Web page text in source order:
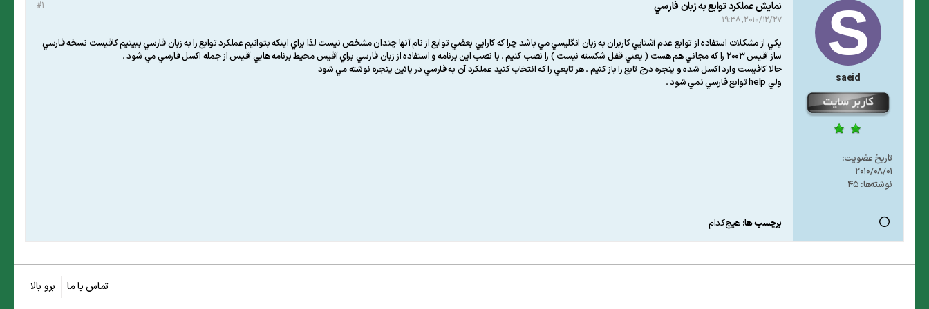
saeid
تاریخ عضویت:
2010/08/01
نوشته‌ها: 45
#1 نمايش عملكرد توابع به زبان فارسي
2010/12/27, 19:38
يكي از مشكلات استفاده از توابع عدم آشنايي كاربران به زبان انگليسي مي باشد چرا كه كارايي بعضي توابع از نام آنها چندان مشخص نيست لذا براي اينكه بتوانيم عملكرد توابع را به زبان فارسي ببينيم كافيست نسخه فارسي
ساز آفيس 2003 را كه مجاني هم هست ( يعني قفل شكسته نيست ) را نصب كنيم . با نصب اين برنامه و استفاده از زبان فارسي براي آفيس محيط برنامه هايي آفيس از جمله اكسل فارسي مي شود .
حالا كافيست وارد اكسل شده و پنجره درج تابع را باز كنيم . هر تابعي را كه انتخاب كنيد عملكرد آن به فارسي در پائين پنجره نوشته مي شود
ولي help توابع فارسي نمي شود .
برچسب ها: هیچ‌کدام
تماس با ما برو بالا